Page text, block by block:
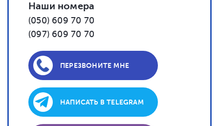
Наши номера
(050) 609 70 70
(097) 609 70 70
ПЕРЕЗВОНИТЕ МНЕ
НАПИСАТЬ В TELEGRAM